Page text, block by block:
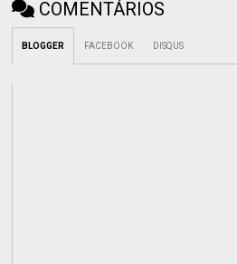
COMENTÁRIOS
BLOGGER FACEBOOK DISQUS